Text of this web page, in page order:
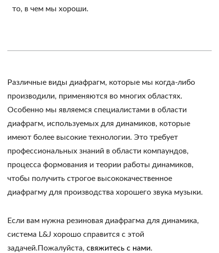
то, в чем мы хороши.
Различные виды диафрагм, которые мы когда-либо
производили, применяются во многих областях.
Особенно мы являемся специалистами в области
диафрагм, используемых для динамиков, которые
имеют более высокие технологии. Это требует
профессиональных знаний в области компаундов,
процесса формования и теории работы динамиков,
чтобы получить строгое высококачественное
диафрагму для производства хорошего звука музыки.
Если вам нужна резиновая диафрагма для динамика,
система L&J хорошо справится с этой
задачей.Пожалуйста, свяжитесь с нами.